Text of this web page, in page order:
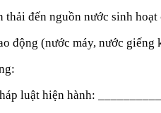
đến nguồn nước sinh
động (nước máy, nước
luật hiện hành: